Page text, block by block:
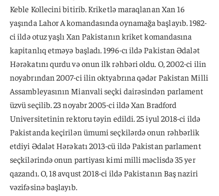
Keble Kollecini bitirib. Kriketlə maraqlanan Xan 16
yaşında Lahor A komandasında oynamağa başlayıb. 1982-
ci ildə otuz yaşlı Xan Pakistanın kriket komandasına
kapitanlıq etməyə başladı. 1996-cı ildə Pakistan Ədalət
Hərəkatını qurdu və onun ilk rəhbəri oldu. O, 2002-ci ilin
noyabrından 2007-ci ilin oktyabrına qədər Pakistan Milli
Assambleyasının Mianvali seçki dairəsindən parlament
üzvü seçilib. 23 noyabr 2005-ci ildə Xan Bradford
Universitetinin rektoru təyin edildi. 25 iyul 2018-ci ildə
Pakistanda keçirilən ümumi seçkilərdə onun rəhbərlik
etdiyi Ədalət Hərəkatı 2013-cü ildə Pakistan parlament
seçkilərində onun partiyası kimi milli məclisdə 35 yer
qazandı. O, 18 avqust 2018-ci ildə Pakistanın Baş naziri
vəzifəsinə başlayıb.